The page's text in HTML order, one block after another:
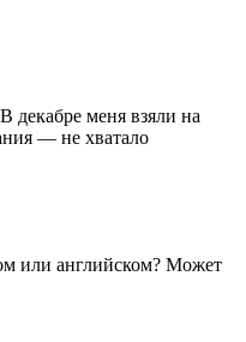
декабре меня взяли на
— не хватало
или английском? Может